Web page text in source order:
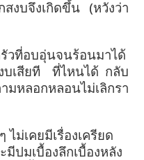
สงบจึงเกิดขึ้น (หวังว่า
วที่อบอุ่นจนร้อนมาได้
บเสียที ที่ไหนได้ กลับ
มหลอกหลอนไม่เลิกรา
ม่เคยมีเรื่องเครียด
ปมเบื้องลึกเบื้องหลัง